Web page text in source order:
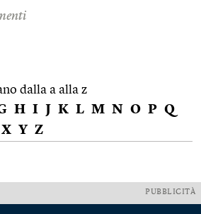
dalla a alla z
H I J K L M N O P Q
X Y Z
PUBBLICITÀ